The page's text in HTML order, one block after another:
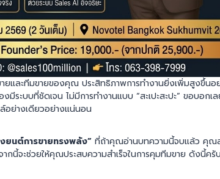
ยและทีมขายของคุณ ประสิทธิภาพการทำงานยิ่งเพิ่มสูงขึ้นอ
ระบบที่ชัดเจน ไม่มีการทำงานแบบ “สะเปะสะปะ” ขอบอกเ
อย่างเดียวอย่างแน่นอน
ยนต์การขายทรงพลัง” ที่ถ้าคุณอ่านบทความนี้จบแล้ว คุณส
นี้จะช่วยให้คุณประสบความสำเร็จในการคุมทีมขาย ดังนี้ครับ